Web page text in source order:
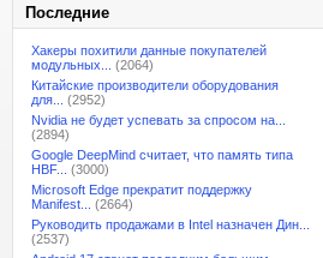
Последние
Хакеры похитили данные покупателей
модульных...
(2064)
Китайские производители оборудования
для...
(2952)
Nvidia не будет успевать за спросом на...
(2894)
Google DeepMind считает, что память типа
HBF...
(3000)
Microsoft Edge прекратит поддержку
Manifest...
(2664)
Руководить продажами в Intel назначен Дин...
(2537)